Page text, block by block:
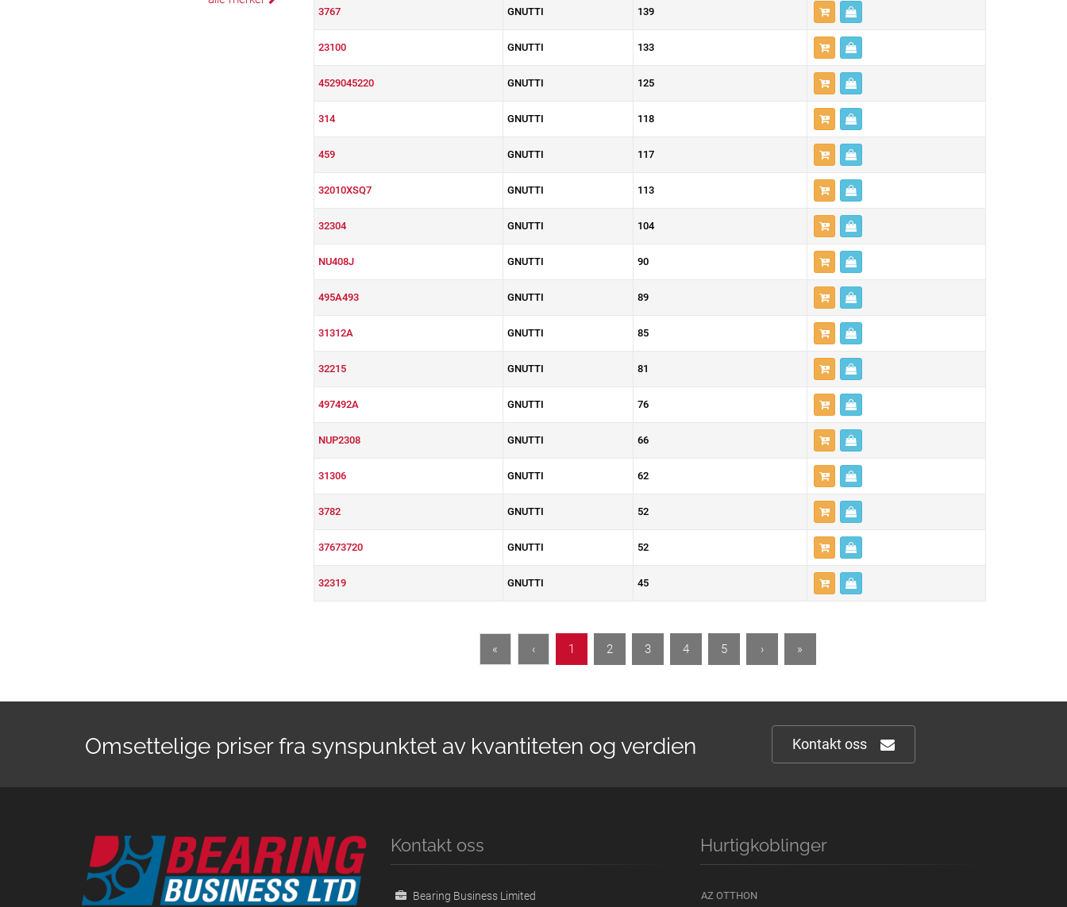
3767 GNUTTI 139
23100 GNUTTI 133
4529045220 GNUTTI 125
314 GNUTTI 118
459 GNUTTI 117
32010XSQ7 GNUTTI 113
32304 GNUTTI 104
NU408J GNUTTI 90
495A493 GNUTTI 89
31312A GNUTTI 85
32215 GNUTTI 81
497492A GNUTTI 76
NUP2308 GNUTTI 66
31306 GNUTTI 62
3782 GNUTTI 52
37673720 GNUTTI 52
32319 GNUTTI 45
« ‹ 1 2 3 4 5 › »
Omsettelige priser fra synspunktet av kvantiteten og verdien Kontakt oss
Kontakt oss
Bearing Business Limited
Hurtigkoblinger
AZ OTTHON